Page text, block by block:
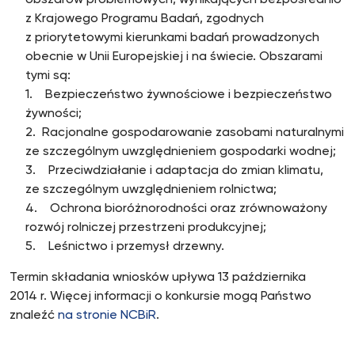
z Krajowego Programu Badań, zgodnych
z priorytetowymi kierunkami badań prowadzonych
obecnie w Unii Europejskiej i na świecie. Obszarami
tymi są:
1. Bezpieczeństwo żywnościowe i bezpieczeństwo
żywności;
2. Racjonalne gospodarowanie zasobami naturalnymi
ze szczególnym uwzględnieniem gospodarki wodnej;
3. Przeciwdziałanie i adaptacja do zmian klimatu,
ze szczególnym uwzględnieniem rolnictwa;
4. Ochrona bioróżnorodności oraz zrównoważony
rozwój rolniczej przestrzeni produkcyjnej;
5. Leśnictwo i przemysł drzewny.
Termin składania wniosków upływa 13 października
2014 r. Więcej informacji o konkursie mogą Państwo
znaleźć na stronie NCBiR.